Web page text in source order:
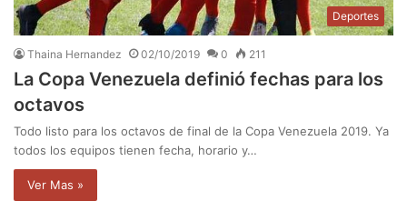
Deportes
Thaina Hernandez 02/10/2019 0 211
La Copa Venezuela definió fechas para los
octavos
Todo listo para los octavos de final de la Copa Venezuela 2019. Ya
todos los equipos tienen fecha, horario y…
Ver Mas »